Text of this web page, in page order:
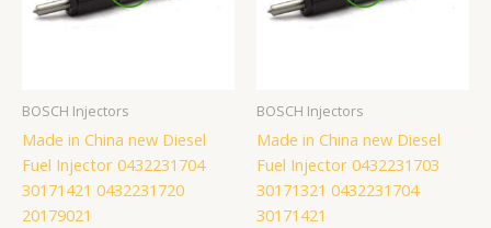
BOSCH Injectors
Made in China new Diesel
Fuel Injector 0432231704
30171421 0432231720
20179021
BOSCH Injectors
Made in China new Diesel
Fuel Injector 0432231703
30171321 0432231704
30171421